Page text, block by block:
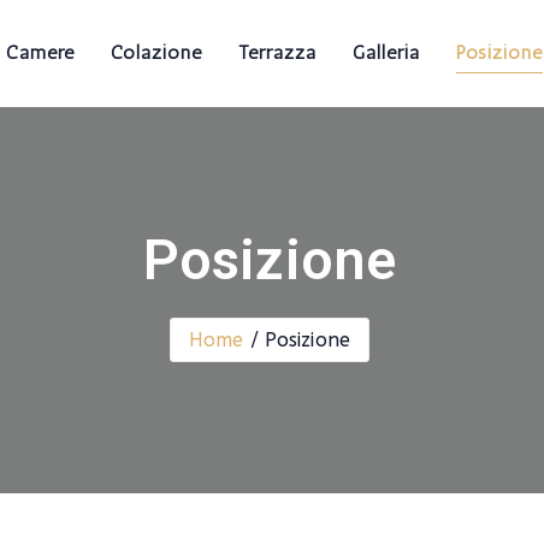
Camere Colazione Terrazza Galleria Posizione
Posizione
Home Posizione